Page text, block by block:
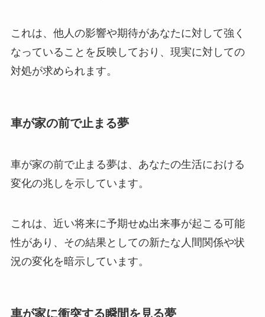
これは、他人の影響や期待があなたに対して強く
なっていることを反映しており、現実に対しての
対処が求められます。
車が家の前で止まる夢
車が家の前で止まる夢は、あなたの生活における
変化の兆しを示しています。
これは、近い将来に予期せぬ出来事が起こる可能
性があり、その結果としての新たな人間関係や状
況の変化を暗示しています。
車が家に衝突する瞬間を見る夢